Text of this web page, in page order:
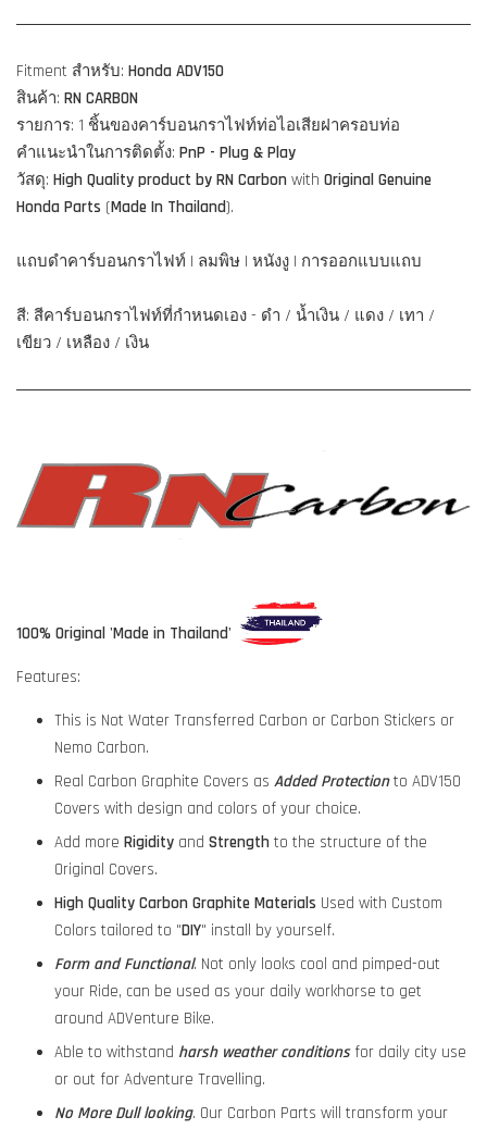
Fitment สำหรับ: Honda ADV150
สินค้า: RN CARBON
รายการ: 1 ชิ้นของคาร์บอนกราไฟท์ท่อไอเสียฝาครอบท่อ
คำแนะนำในการติดตั้ง: PnP - Plug & Play
วัสดุ: High Quality product by RN Carbon with Original Genuine
Honda Parts (Made In Thailand).
แถบดำคาร์บอนกราไฟท์ | ลมพิษ | หนังงู | การออกแบบแถบ
สี: สีคาร์บอนกราไฟท์ที่กำหนดเอง - ดำ / น้ำเงิน / แดง / เทา /
เขียว / เหลือง / เงิน
100% Original 'Made in Thailand'
Features:
This is Not Water Transferred Carbon or Carbon Stickers or
Nemo Carbon.
Real Carbon Graphite Covers as Added Protectionto ADV150
Covers with design and colors of your choice.
Add more Rigidity and Strength to the structure of the
Original Covers.
High Quality Carbon Graphite Materials Used with Custom
Colors tailored to "DIY" install by yourself.
Form and Functional. Not only looks cool and pimped-out
your Ride, can be used as your daily workhorse to get
around ADVenture Bike.
Able to withstand harsh weather conditionsfor daily city use
or out for Adventure Travelling.
No More Dull looking. Our Carbon Parts will transform your